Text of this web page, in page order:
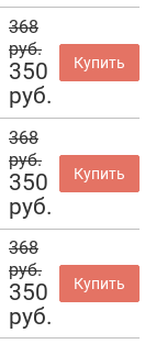
368
руб.
350
руб.
Купить
368
руб.
350
руб.
Купить
368
руб.
350
руб.
Купить